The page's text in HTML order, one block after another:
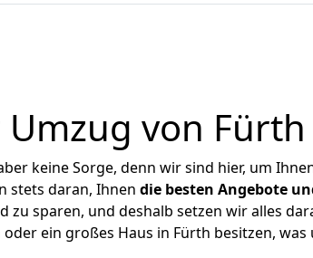
von
keine Sorge, denn wir sind hier, um
stets daran, Ihnen die besten Angebote
sparen, und deshalb setzen wir alles
ein großes Haus in Fürth besitzen,